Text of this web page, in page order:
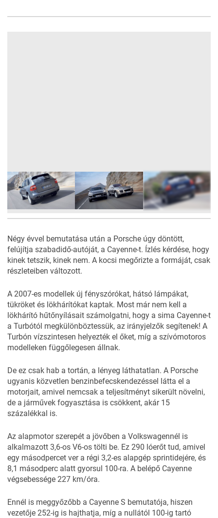
Négy évvel bemutatása után a Porsche úgy döntött,
felújítja szabadidő-autóját, a Cayenne-t. Ízlés kérdése, hogy
kinek tetszik, kinek nem. A kocsi megőrizte a formáját, csak
részleteiben változott.
A 2007-es modellek új fényszórókat, hátsó lámpákat,
tükröket és lökhárítókat kaptak. Most már nem kell a
lökhárító hűtőnyílásait számolgatni, hogy a sima Cayenne-t
a Turbótól megkülönböztessük, az irányjelzők segítenek! A
Turbón vízszintesen helyezték el őket, míg a szívómotoros
modelleken függőlegesen állnak.
De ez csak hab a tortán, a lényeg láthatatlan. A Porsche
ugyanis közvetlen benzinbefecskendezéssel látta el a
motorjait, amivel nemcsak a teljesítményt sikerült növelni,
de a járművek fogyasztása is csökkent, akár 15
százalékkal is.
Az alapmotor szerepét a jövőben a Volkswagennél is
alkalmazott 3,6-os V6-os tölti be. Ez 290 lóerőt tud, amivel
egy másodpercet ver a régi 3,2-es alapgép sprintidejére, és
8,1 másodperc alatt gyorsul 100-ra. A belépő Cayenne
végsebessége 227 km/óra.
Ennél is meggyőzőbb a Cayenne S bemutatója, hiszen
vezetője 252-ig is hajthatja, míg a nullától 100-ig tartó